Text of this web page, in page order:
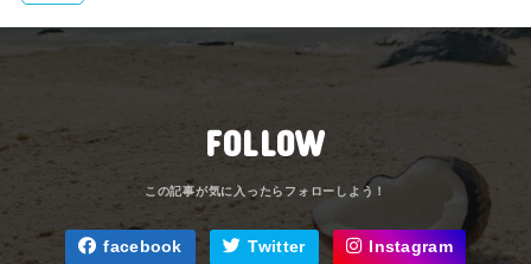
FOLLOW
facebook Twitter Instagram